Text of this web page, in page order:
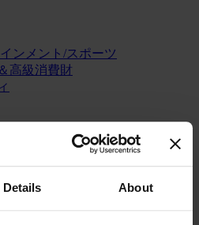
Details About
ンメント/スポーツ
高級消費財
ー